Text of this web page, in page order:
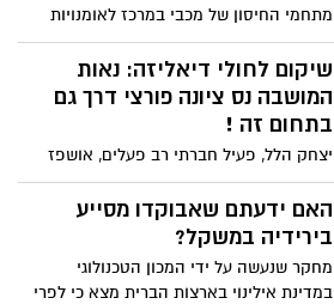
מתחמי החיסון של מכבי במרכז לאומנויות
הבמה בנס ציונה נסגרו סוף סוף, אחרי למעלה
מ- 20,000 חיסונים. ולרגל הארוע שוחחנו עם
העושות במלאכה.
שיקום לחולי דיאליזה: נאות
המושבה נס ציונה פורצי דרך גם
בתחום זה !
יצחק הלל, פעיל חברתי רב פעלים, אושפז
לפני מספר חודשים במחלקת השיקום של
גולדן קייר נאות המושבה. במהלך החודשים
עבר טיפול חדשני, המשלב שיקום יחד עם
לבתי חולים. הוא התגבר על גם על הקורונה,
האם ידעתם שאבוקדו מסייע
בירידיה במשקל?
מחקר שנעשה על ידי המכון הטכנולוגי
במדינת אילינוי בארצות הברית מצא כי לפרי